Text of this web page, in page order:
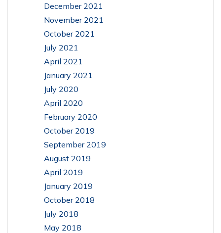
December 2021
November 2021
October 2021
July 2021
April 2021
January 2021
July 2020
April 2020
February 2020
October 2019
September 2019
August 2019
April 2019
January 2019
October 2018
July 2018
May 2018